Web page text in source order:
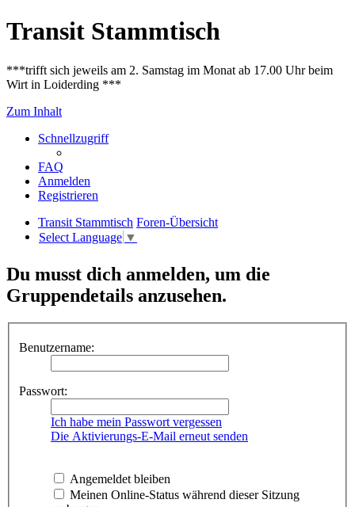
Transit Stammtisch
***trifft sich jeweils am 2. Samstag im Monat ab 17.00 Uhr beim
Wirt in Loiderding ***
Zum Inhalt
Schnellzugriff
FAQ
Anmelden
Registrieren
Transit Stammtisch Foren-Übersicht
Select Language ▼
Du musst dich anmelden, um die
Gruppendetails anzusehen.
Benutzername:
Passwort:
Ich habe mein Passwort vergessen
Die Aktivierungs-E-Mail erneut senden
Angemeldet bleiben
Meinen Online-Status während dieser Sitzung